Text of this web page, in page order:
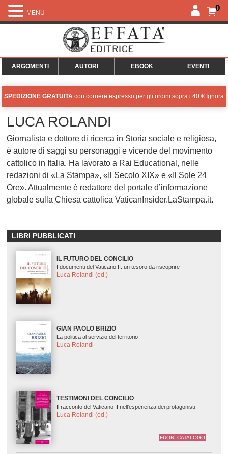
0
ARGOMENTI AUTORI EBOOK EVENTI
SPEDIZIONE GRATUITA con corriere espresso per gli ordini sopra i 40 € Ignora
LUCA ROLANDI
Giornalista e dottore di ricerca in Storia sociale e religiosa,
è autore di saggi su personaggi e vicende del movimento
cattolico in Italia. Ha lavorato a Rai Educational, nelle
redazioni di «La Stampa», «Il Secolo XIX» e «Il Sole 24
Ore». Attualmente è redattore del portale d’informazione
globale sulla Chiesa cattolica VaticanInsider.LaStampa.it.
LIBRI PUBBLICATI
IL FUTURO DEL CONCILIO
I documenti del Vaticano II: un tesoro da riscoprire
Luca Rolandi (ed.)
GIAN PAOLO BRIZIO
La politica al servizio del territorio
Luca Rolandi
TESTIMONI DEL CONCILIO
Il racconto del Vaticano II nell'esperienza dei protagonisti
Luca Rolandi (ed.)
FUORI CATALOGO
MENU